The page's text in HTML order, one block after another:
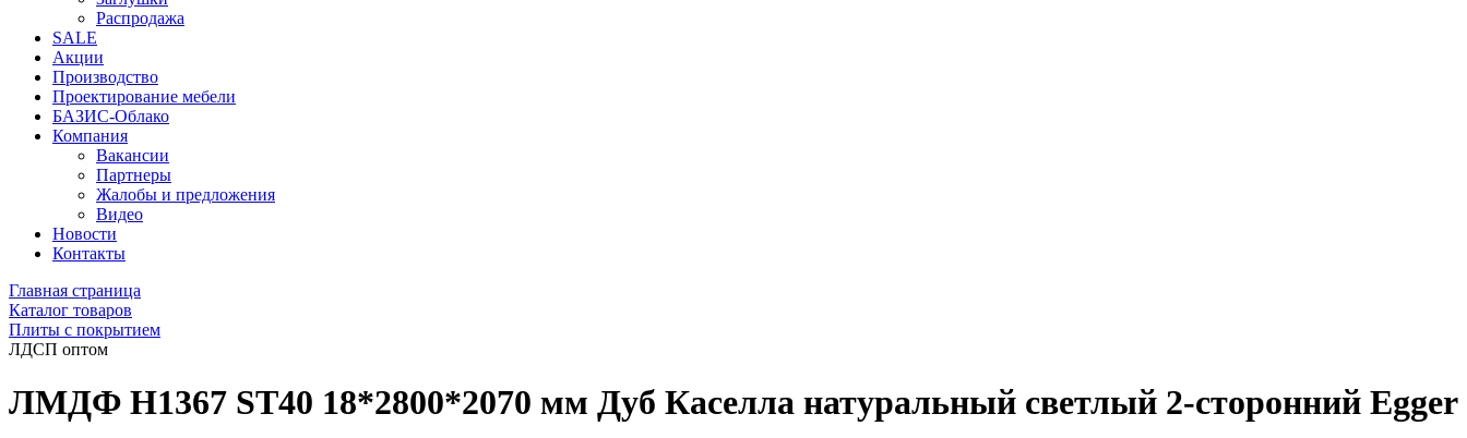
Распродажа
SALE
Акции
Производство
Проектирование мебели
БАЗИС-Облако
Компания
Вакансии
Партнеры
Жалобы и предложения
Видео
Новости
Контакты
Главная страница
Каталог товаров
Плиты с покрытием
ЛДСП оптом
ЛМДФ H1367 ST40 18*2800*2070 мм Дуб Каселла натуральный светлый 2-сторонний Egger